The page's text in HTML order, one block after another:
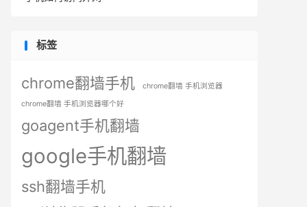
标签
chrome翻墙手机
chrome翻墙 手机浏览器
chrome翻墙 手机浏览器哪个好
goagent手机翻墙
google手机翻墙
ssh翻墙手机